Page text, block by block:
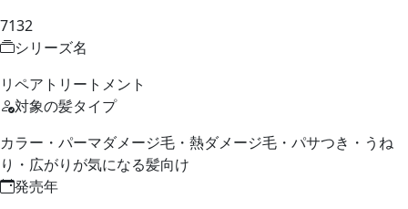
7132
シリーズ名
リペアトリートメント
対象の髪タイプ
カラー・パーマダメージ毛・熱ダメージ毛・パサつき・うね
り・広がりが気になる髪向け
発売年